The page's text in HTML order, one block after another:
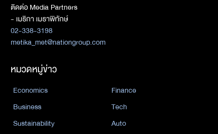
ติดต่อ Media Partners
- เมธิกา เมธาพิทักษ์
02-338-3198
metika_met@nationgroup.com
หมวดหมู่ข่าว
Economics
Finance
Business
Tech
Sustainability
Auto